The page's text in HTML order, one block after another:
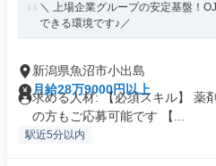
＼ 上場企業グループの安定基盤！
できる環境です♪／
新潟県魚沼市小出島
月給28万9000円以上
求める人材: 【必須スキル】 薬
の方もご応募可能です 【...
駅近5分以内